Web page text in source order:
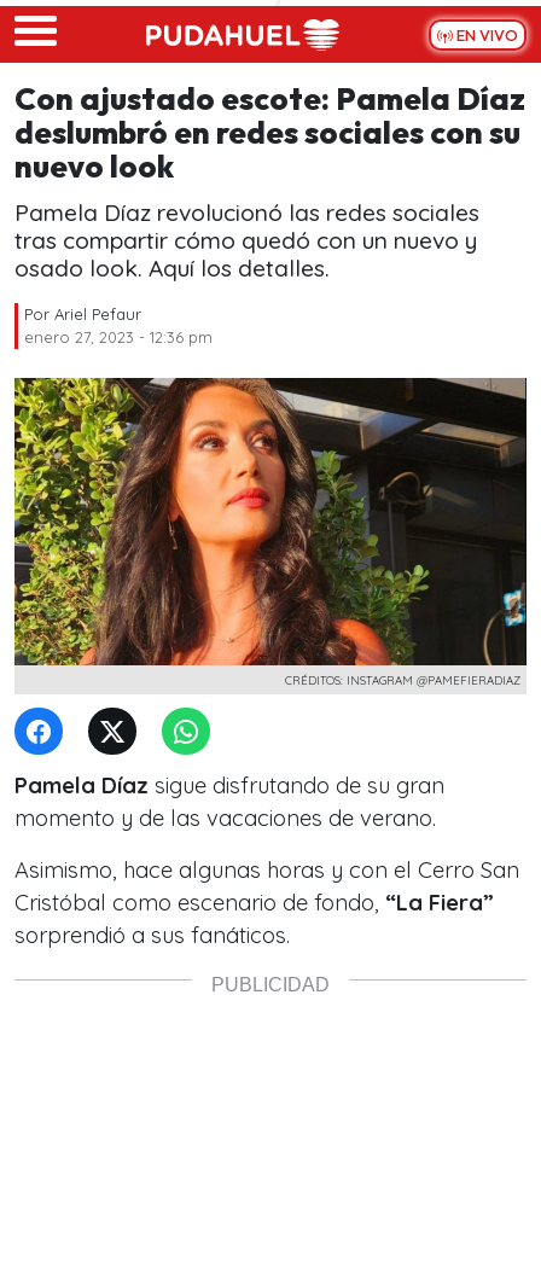
Skip to main content
EN VIVO
Con ajustado escote: Pamela Díaz
deslumbró en redes sociales con su
nuevo look
Pamela Díaz revolucionó las redes sociales
tras compartir cómo quedó con un nuevo y
osado look. Aquí los detalles.
Por Ariel Pefaur
enero 27, 2023 - 12:36 pm
CRÉDITOS: INSTAGRAM @PAMEFIERADIAZ
Pamela Díaz sigue disfrutando de su gran
momento y de las vacaciones de verano.
Asimismo, hace algunas horas y con el Cerro San
Cristóbal como escenario de fondo, “La Fiera”
sorprendió a sus fanáticos.